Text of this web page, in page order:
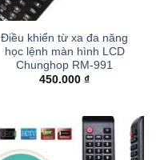
Điều khiển từ xa đa năng
học lệnh màn hình LCD
Chunghop RM-991
450.000 ₫